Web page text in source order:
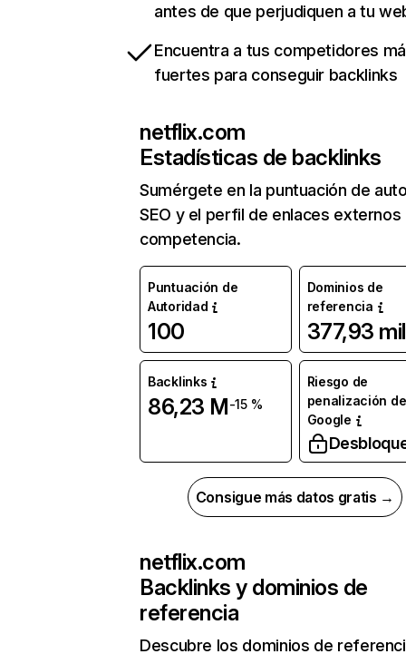
antes de que perjudiquen a tu
Encuentra a tus competidores
fuertes para conseguir backlinks
netflix.com
Estadísticas de backlinks
Sumérgete en la puntuación de
SEO y el perfil de enlaces externos
competencia.
Puntuación de
Autoridad
100
Dominios de
referencia
377,93 mil
Backlinks
86,23 M-15 %
Riesgo de
penalización de
Google
Consigue más datos gratis →
netflix.com
Backlinks y dominios de
referencia
Descubre los dominios de